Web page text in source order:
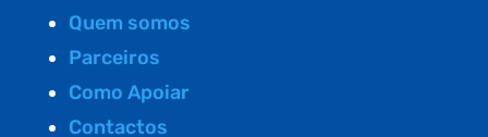
Quem somos
Parceiros
Como Apoiar
Contactos